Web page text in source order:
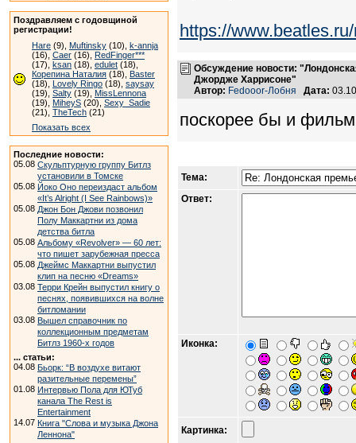
Поздравляем с годовщиной
регистрации!
Hare (9), Muftinsky (10), k-annja
(16), Caer (16), RedFinger***
(17), ksan (18), edulet (18),
Корепина Наталия (18), Baster
(18), Lovely Ringo (18), saysay
(19), Salty (19), MissLennona
(19), MiheyS (20), Sexy_Sadie
(21), TheTech (21)
Показать всех
Последние новости:
05.08 Скульптурную группу Битлз
установили в Томске
05.08 Йоко Оно переиздаст альбом
«It’s Alright (I See Rainbows)»
05.08 Джон Бон Джови позвонил
Полу Маккартни из дома
детства битла
05.08 Альбому «Revolver» — 60 лет:
что пишет зарубежная пресса
05.08 Джеймс Маккартни выпустил
клип на песню «Dreams»
03.08 Терри Крейн выпустил книгу о
песнях, появившихся на волне
битломании
03.08 Вышел справочник по
коллекционным предметам
Битлз 1960-х годов
... статьи:
04.08 Бьорк: “В воздухе витают
разительные перемены”
01.08 Интервью Пола для ЮТуб
канала The Rest is
Entertainment
14.07 Книга "Слова и музыка Джона
Леннона"
https://
Обсуждение новости:
Джордже Харрисоне"
Автор: Fedooor-Лобня Дата:
поскорее бы и
Тема:
Ответ:
Иконка:
Картинка: